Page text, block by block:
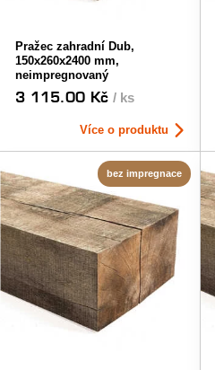
Pražec zahradní Dub,
150x260x2400 mm,
neimpregnovaný
3 115.00 Kč/ ks
Více o produktu
bez impregnace